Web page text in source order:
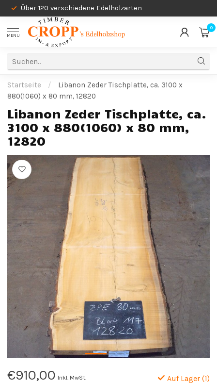
Über 120 verschiedene Edelholzarten
MENU
0
Startseite /
Libanon Zeder Tischplatte, ca. 3100 x
880(1060) x 80 mm, 12820
Libanon Zeder Tischplatte, ca.
3100 x 880(1060) x 80 mm,
12820
€910,00 Inkl. MwSt.
Auf Lager (1)